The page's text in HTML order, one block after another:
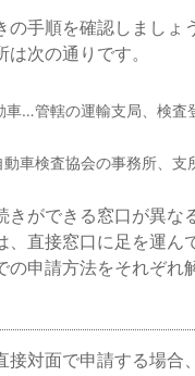
の手順を確認しましょ
次の通りです。
車…管轄の運輸支局、検査
車検査協会の事務所、支
きができる窓口が異な
、直接窓口に足を運ん
申請方法をそれぞれ
接対面で申請する場合